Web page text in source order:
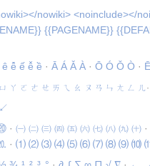
nowiki> <noinclude></
{{PAGENAME}}
ê ê̄ ế ê̌ ề · Ā Á Ǎ À · Ō Ó Ǒ Ò · Ē
ㄩ ㄚ ㄛ ㄜ ㄝ ㄞ ㄟ ㄠ ㄡ ㄢ ㄣ ㄤ ㄥ ㄦ·
↙
· ㈠ ㈡ ㈢ ㈣ ㈤ ㈥ ㈦ ㈧ ㈨ ㈩ ·
· ⑴ ⑵ ⑶ ⑷ ⑸ ⑹ ⑺ ⑻ ⑼ ⑽